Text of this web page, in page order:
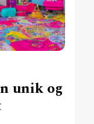
unik og